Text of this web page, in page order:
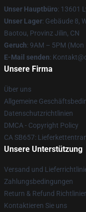
Unser Hauptbüro: 13601
Unser Lager: Gebäude 8,
Baotou, Provinz Jilin, CN
Geruch: 9AM – 5PM (Mon
E-Mail senden:
Unsere Firma
Über uns
Allgemeine
Datenschutzrichtlinien
DMCA - Copyright Policy
CA SB657:
Unsere Unterstützung
Versand und
Zahlungsbedingungen
Return & Refund
Kontaktieren Sie uns